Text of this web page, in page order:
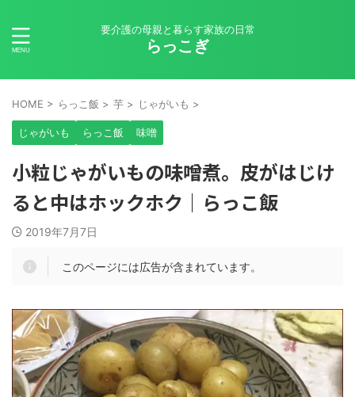
要介護の母親と暮らす家族の日常
らっこぎ
HOME > らっこ飯 > 芋 > じゃがいも >
じゃがいも らっこ飯 味噌
小粒じゃがいもの味噌煮。皮がはじけ
ると中はホックホク｜らっこ飯
2019年7月7日
このページには広告が含まれています。